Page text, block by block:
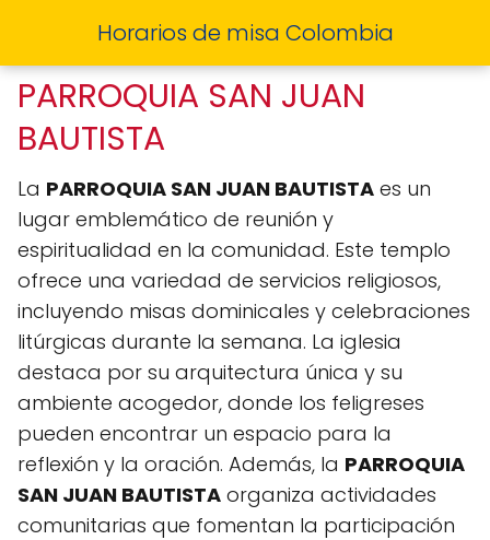
Horarios de misa Colombia
PARROQUIA SAN JUAN
BAUTISTA
La PARROQUIA SAN JUAN BAUTISTA es un
lugar emblemático de reunión y
espiritualidad en la comunidad. Este templo
ofrece una variedad de servicios religiosos,
incluyendo misas dominicales y celebraciones
litúrgicas durante la semana. La iglesia
destaca por su arquitectura única y su
ambiente acogedor, donde los feligreses
pueden encontrar un espacio para la
reflexión y la oración. Además, la PARROQUIA
SAN JUAN BAUTISTA organiza actividades
comunitarias que fomentan la participación